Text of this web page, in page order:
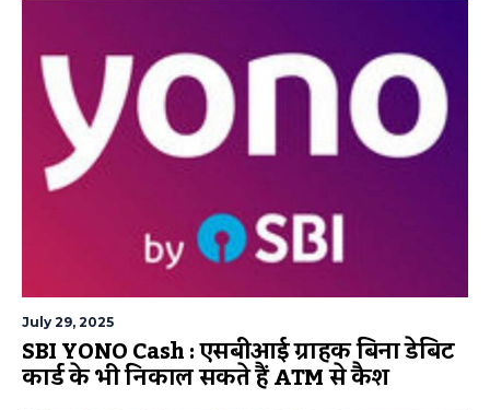
July 29, 2025
SBI YONO Cash : एसबीआई ग्राहक बिना डेबिट
कार्ड के भी निकाल सकते हैं ATM से कैश